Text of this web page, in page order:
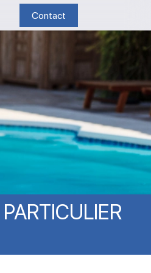
Contact
PARTICULIER